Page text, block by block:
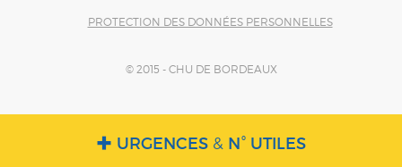
URGENCES & N° UTILES
PROTECTION DES DONNÉES PERSONNELLES
© 2015 - CHU DE BORDEAUX